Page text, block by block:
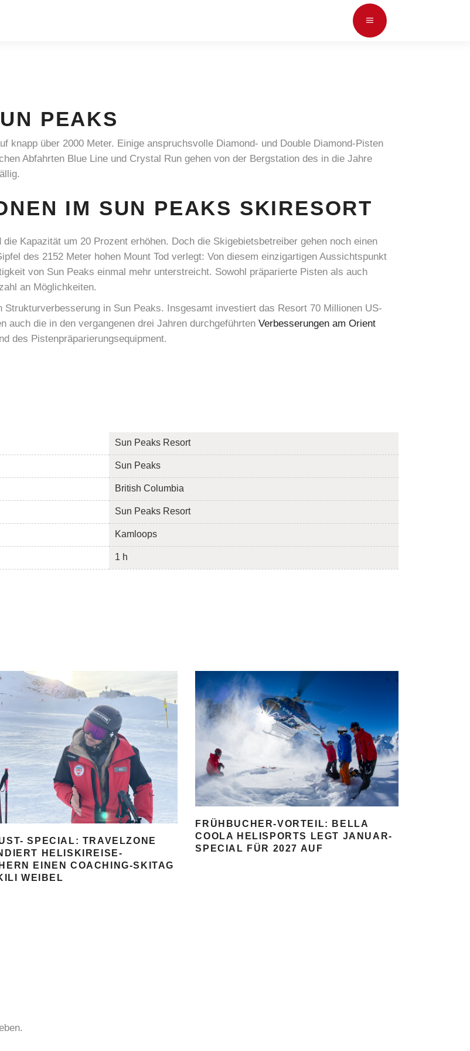
PEAKS
knapp über 2000 Meter. Einige anspruchsvolle Diamond- und Double Diamond-Pisten
Abfahrten Blue Line und Crystal Run gehen von der Bergstation des in die Jahre
IM SUN PEAKS SKIRESORT
Kapazität um 20 Prozent erhöhen. Doch die Skigebietsbetreiber gehen noch einen
des 2152 Meter hohen Mount Tod verlegt: Von diesem einzigartigen Aussichtspunkt
von Sun Peaks einmal mehr unterstreicht. Sowohl präparierte Pisten als auch
an Möglichkeiten.
in Sun Peaks. Insgesamt investiert das Resort 70 Millionen US-
auch die in den vergangenen drei Jahren durchgeführten Verbesserungen am Orient
des Pistenpräparierungsequipment.
Sun Peaks Resort
Sun Peaks
British Columbia
Sun Peaks Resort
Kamloops
1 h
SPECIAL: TRAVELZONE
HELISKIREISE-
EINEN COACHING-SKITAG
WEIBEL
FRÜHBUCHER-VORTEIL: BELLA
COOLA HELISPORTS LEGT JANUAR-
SPECIAL FÜR 2027 AUF